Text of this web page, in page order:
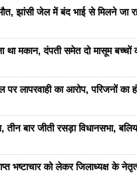
झांसी जेल में बंद भाई से मिलने जा
था मकान, दंपती समेत दो मासूम बच्चों
लापरवाही का आरोप, परिजनों का
बार जीती रसड़ा विधानसभा,
भष्टाचार को लेकर जिलाध्यक्ष के